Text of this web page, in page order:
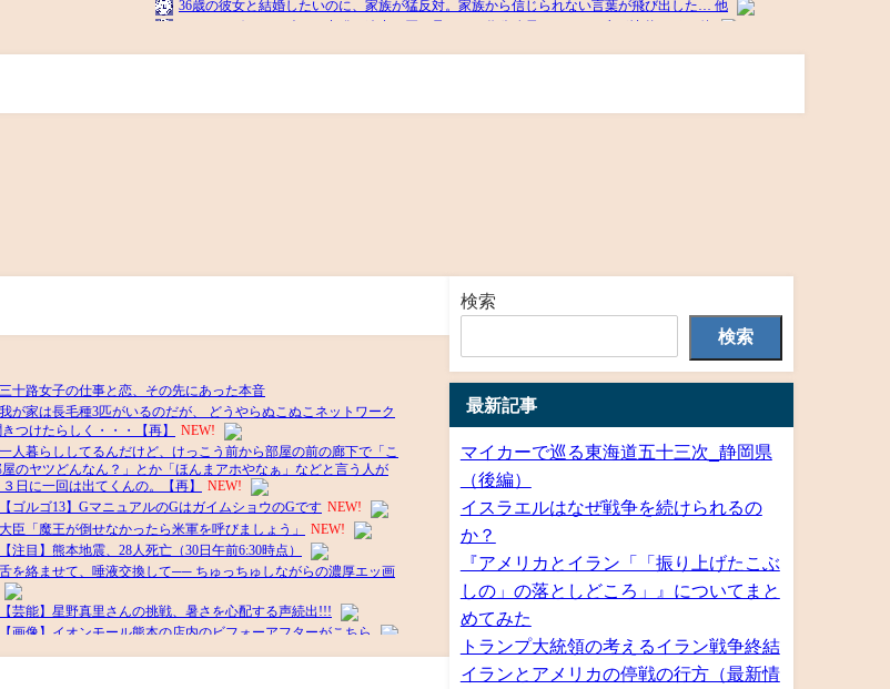
検索
検索
最新記事
マイカーで巡る東海道五十三次_静岡県
（後編）
イスラエルはなぜ戦争を続けられるの
か？
『アメリカとイラン「「振り上げたこぶ
しの」の落としどころ」』についてまと
めてみた
トランプ大統領の考えるイラン戦争終結
イランとアメリカの停戦の行方（最新情